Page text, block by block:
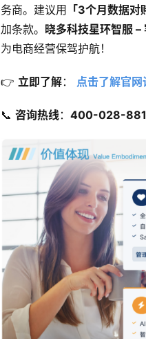
务商。建议用
「3个月数据对
加条款。 晓多科技星环智服 –
为电商经营保驾护航！
👉 ​立即了解​： 点击了解官网
📞 ​咨询热线​：​400-028-